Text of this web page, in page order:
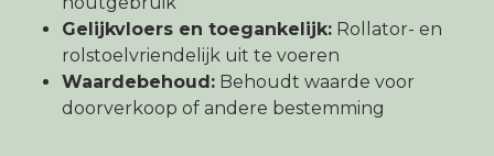
Gelijkvloers en toegankelijk: Rollator- en
rolstoelvriendelijk uit te voeren
Waardebehoud: Behoudt waarde voor
doorverkoop of andere bestemming